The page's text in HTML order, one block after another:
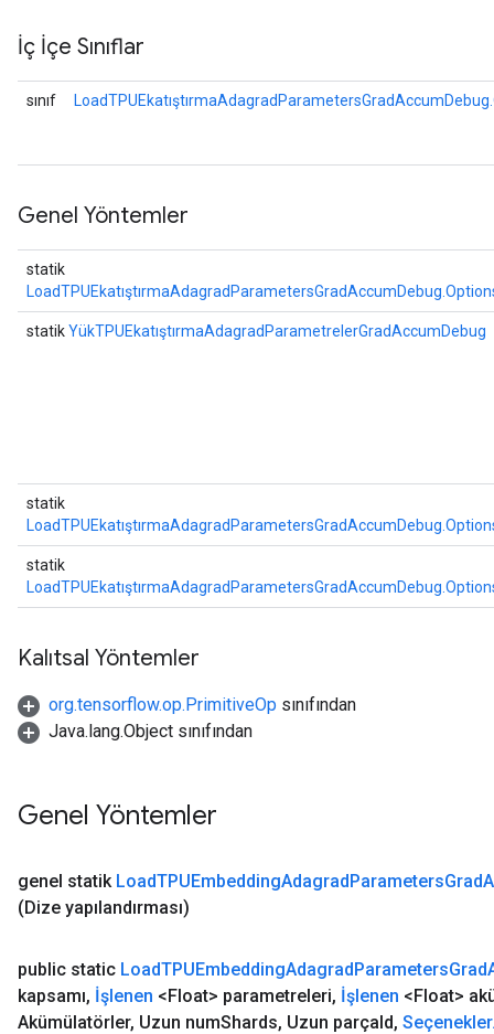
İç İçe Sınıflar
sınıf
Genel Yöntemler
statik
statikYükTPUEkatıştırmaAdagradParametrelerGradAccumDebug
statik
statik
Kalıtsal Yöntemler
org.tensorflow.op.PrimitiveOp sınıfından
Java.lang.Object sınıfından
Genel Yöntemler
genel statik LoadTPUEmbeddingAdagradParametersGrad
(Dize yapılandırması)
public static LoadTPUEmbeddingAdagradParametersGrad
kapsamı, İşlenen <Float> parametreleri, İşlenen <Float>
Akümülatörler, Uzun numShards, Uzun parçaId, Seçenekler